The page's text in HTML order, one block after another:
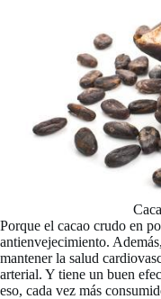
Porque el cacao crudo en
antienvejecimiento.
mantener la salud
arterial. Y tiene un buen
eso, cada vez más